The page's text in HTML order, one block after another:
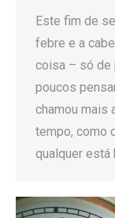
Este fim de
febre e a
coisa – só de
poucos
chamou mais
tempo, como
qualquer está